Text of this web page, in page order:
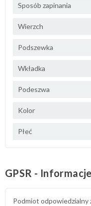
Sposób zapinania
Wierzch
Podszewka
Wkładka
Podeszwa
Kolor
Płeć
GPSR -
Podmiot